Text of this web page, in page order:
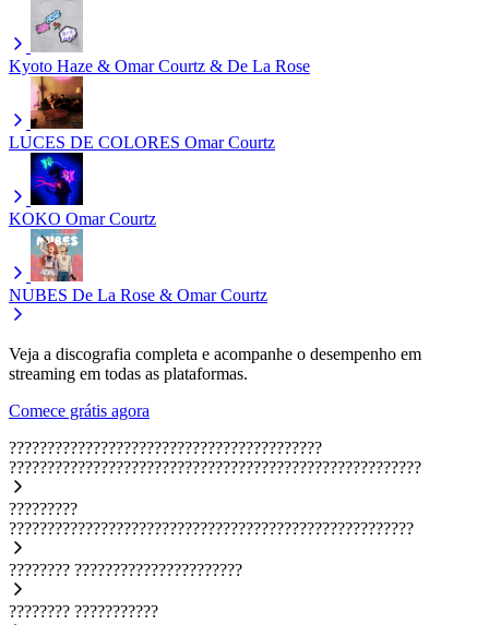
Kyoto Haze & Omar Courtz & De La Rose
LUCES DE COLORES Omar Courtz
KOKO Omar Courtz
NUBES De La Rose & Omar Courtz
Veja a discografia completa e acompanhe o desempenho em
streaming em todas as plataformas.
Comece grátis agora
?????????????????????????????????????????
??????????????????????????????????????????????????????
?????????
?????????????????????????????????????????????????????
???????? ??????????????????????
???????? ???????????